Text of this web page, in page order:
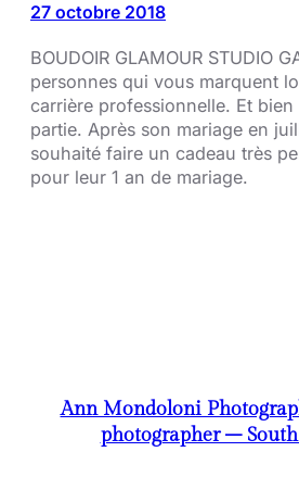
27 octobre 2018
BOUDOIR GLAMOUR STUDIO
personnes qui vous marquent
carrière professionnelle. Et bien
partie. Après son mariage en
souhaité faire un cadeau très
pour leur 1 an de mariage.
Ann Mondoloni
photographer –